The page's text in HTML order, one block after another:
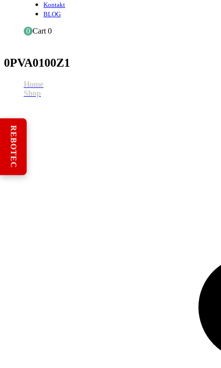
Kontakt
BLOG
0 Cart0
0PVA0100Z1
Home
Shop
REBOTEC